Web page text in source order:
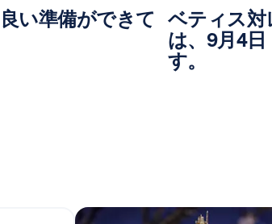
い準備ができて
ベティス対
は、9月4日
す。